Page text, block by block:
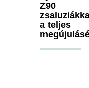
Z90
a teljes